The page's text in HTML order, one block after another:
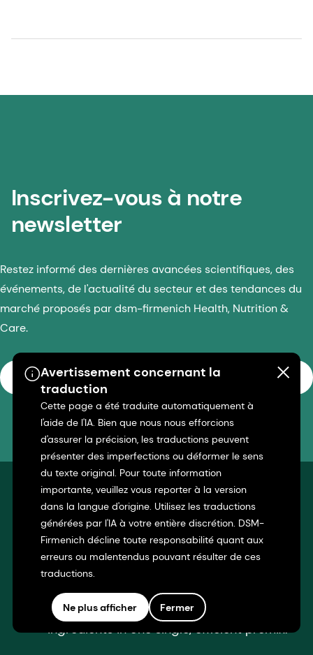
Inscrivez-vous à notre
newsletter
Restez informé des dernières avancées scientifiques, des
événements, de l'actualité du secteur et des tendances du
marché proposés par dsm-firmenich Health, Nutrition &
Care.
S'abonner
Quick links
Premix solutions
Customized blends of functional
ingredients in one single, efficient premix.
Avertissement concernant la
traduction
Cette page a été traduite automatiquement à
l'aide de l'IA. Bien que nous nous efforcions
d'assurer la précision, les traductions peuvent
présenter des imperfections ou déformer le sens
du texte original. Pour toute information
importante, veuillez vous reporter à la version
dans la langue d'origine. Utilisez les traductions
générées par l'IA à votre entière discrétion. DSM-
Firmenich décline toute responsabilité quant aux
erreurs ou malentendus pouvant résulter de ces
traductions.
Ne plus afficher Fermer